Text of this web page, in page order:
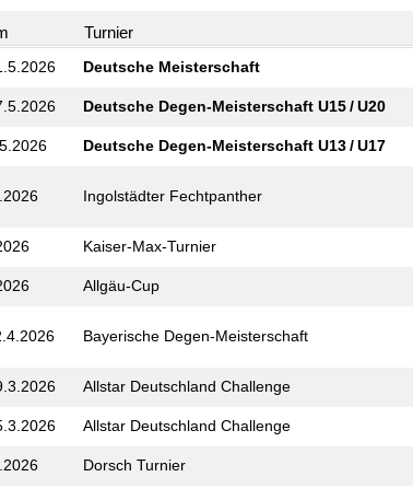
Turnier
Deutsche Meister­schaft
Deutsche Degen-Meister­schaft U15 / U20
Deutsche Degen-Meister­schaft U13 / U17
Ingolstädter Fechtpanther
Kaiser-Max-Turnier
Allgäu-Cup
Bayerische Degen-Meister­schaft
Allstar Deutschland Challenge
Allstar Deutschland Challenge
Dorsch Turnier